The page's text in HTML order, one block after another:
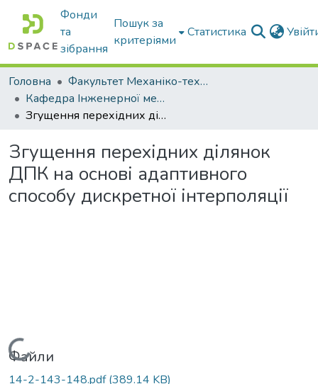
Фонди
та
зібрання
Пошук за
критеріями
Статистика
Головна
Факультет Механіко-технологічний
Кафедра Інженерної механіки та комп'ютерного проектування
Згущення перехідних ділянок ДПК на основі адаптивного способу дискретної інтерполяції
Згущення перехідних ділянок
ДПК на основі адаптивного
способу дискретної інтерполяції
Вантажиться...
Файли
14-2-143-148.pdf(389.14 KB)